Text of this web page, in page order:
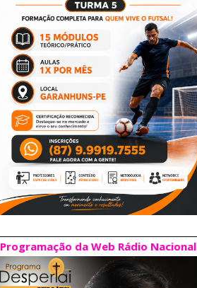
Programação da Web Rádio Nacional